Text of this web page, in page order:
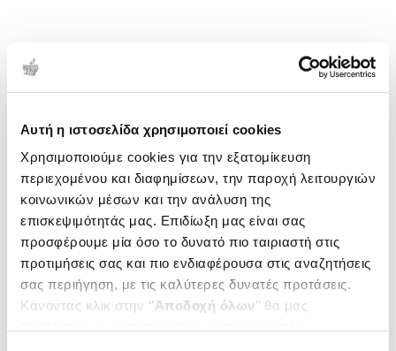
Αυτή η ιστοσελίδα χρησιμοποιεί cookies
Χρησιμοποιούμε cookies για την εξατομίκευση
περιεχομένου και διαφημίσεων, την παροχή λειτουργιών
κοινωνικών μέσων και την ανάλυση της
επισκεψιμότητάς μας. Επιδίωξη μας είναι σας
προσφέρουμε μία όσο το δυνατό πιο ταιριαστή στις
προτιμήσεις σας και πιο ενδιαφέρουσα στις αναζητήσεις
σας περιήγηση, με τις καλύτερες δυνατές προτάσεις.
Κάνοντας κλικ στην ‘’Αποδοχή όλων’’ θα μας